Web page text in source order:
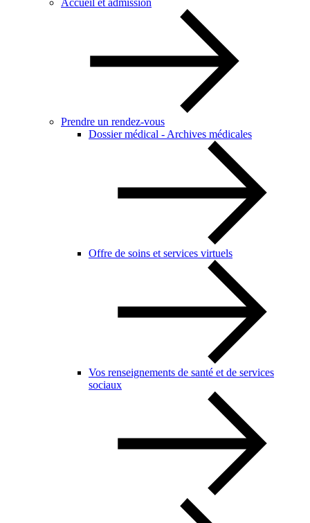
Accueil et admission
Prendre un rendez-vous
Dossier médical - Archives médicales
Offre de soins et services virtuels
Vos renseignements de santé et de services
sociaux